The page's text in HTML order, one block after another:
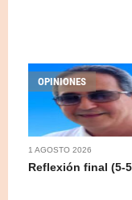
OPINIONES
1 AGOSTO 2026
Reflexión final (5-